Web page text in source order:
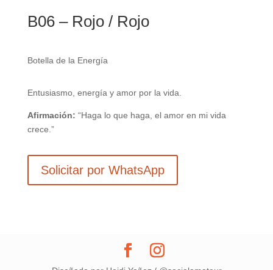
B06 – Rojo / Rojo
Botella de la Energía
Entusiasmo, energía y amor por la vida.
Afirmación: “Haga lo que haga, el amor en mi vida
crece.”
Solicitar por WhatsApp